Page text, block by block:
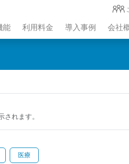
能 利用料金 導入事例 会社
れます。
医療